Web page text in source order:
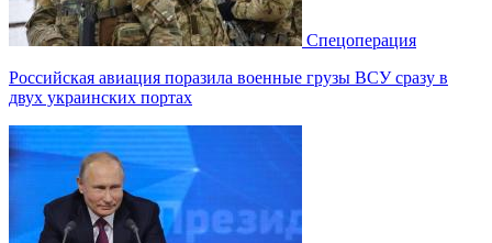
Спецоперация
Российская авиация поразила военные грузы ВСУ сразу в
двух украинских портах